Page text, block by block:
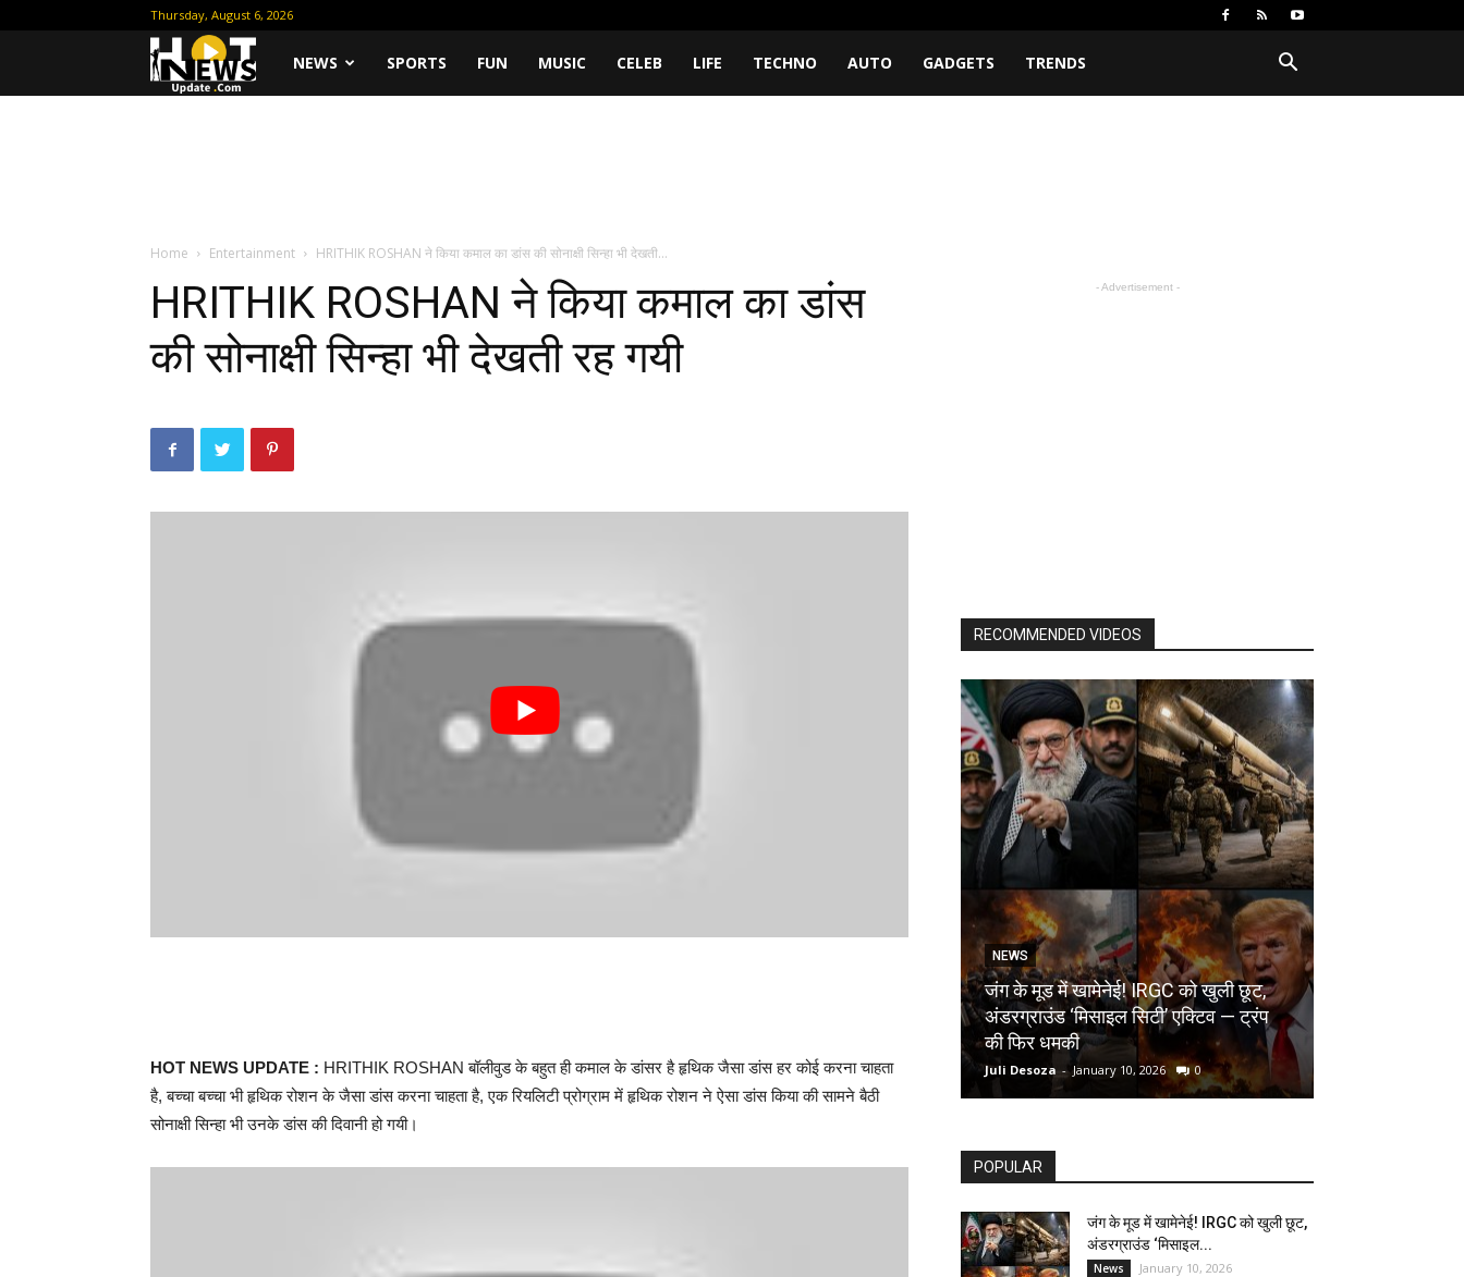
Thursday, August 6, 2026
HotNEWS SPORTS FUN MUSIC CELEB LIFE TECHNO AUTO GADGETS TRENDS
Home Entertainment HRITHIK ROSHAN ने किया कमाल का डांस की सोनाक्षी सिन्हा भी देखती...
HRITHIK ROSHAN ने किया कमाल का डांस
की सोनाक्षी सिन्हा भी देखती रह गयी
HOT NEWS UPDATE : HRITHIK ROSHAN बॉलीवुड के बहुत ही कमाल के डांसर है हृथिक जैसा डांस हर कोई करना चाहता
है, बच्चा बच्चा भी हृथिक रोशन के जैसा डांस करना चाहता है, एक रियलिटी प्रोग्राम में हृथिक रोशन ने ऐसा डांस किया की सामने बैठी
सोनाक्षी सिन्हा भी उनके डांस की दिवानी हो गयी।
- Advertisement -
RECOMMENDED VIDEOS
NEWS
जंग के मूड में खामेनेई! IRGC को खुली छूट,
अंडरग्राउंड ‘मिसाइल सिटी’ एक्टिव — ट्रंप
की फिर धमकी
Juli Desoza - January 10, 2026 0
POPULAR
जंग के मूड में खामेनेई! IRGC को खुली छूट,
अंडरग्राउंड ‘मिसाइल...
News January 10, 2026